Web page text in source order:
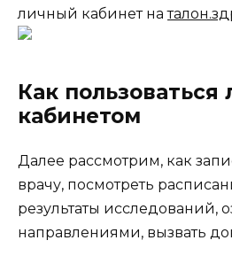
личный кабинет на
Как
кабинетом
Далее рассмотрим, как
врачу, посмотреть
результаты исследований,
направлениями, вызвать